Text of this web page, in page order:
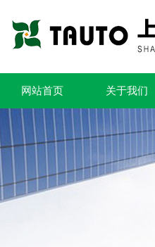
网站首页 关于我们